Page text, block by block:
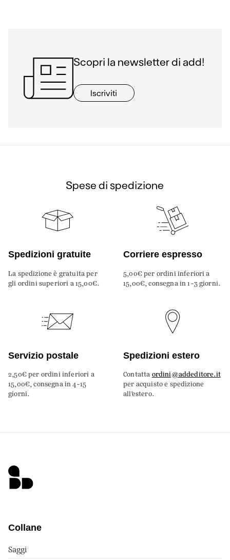
a ricercare
politiche culturali
dei diversi Stati;
Scopri la newsletter di add!
Iscriviti
Spese di spedizione
Spedizioni gratuite
La spedizione è gratuita per
gli ordini superiori a 15,00€.
Corriere espresso
5,00€ per ordini inferiori a
15,00€, consegna in 1-3 giorni.
Servizio postale
2,50€ per ordini inferiori a
15,00€, consegna in 4-15
giorni.
Spedizioni estero
Contatta ordini@addeditore.it
per acquisto e spedizione
all’estero.
Collane
Saggi